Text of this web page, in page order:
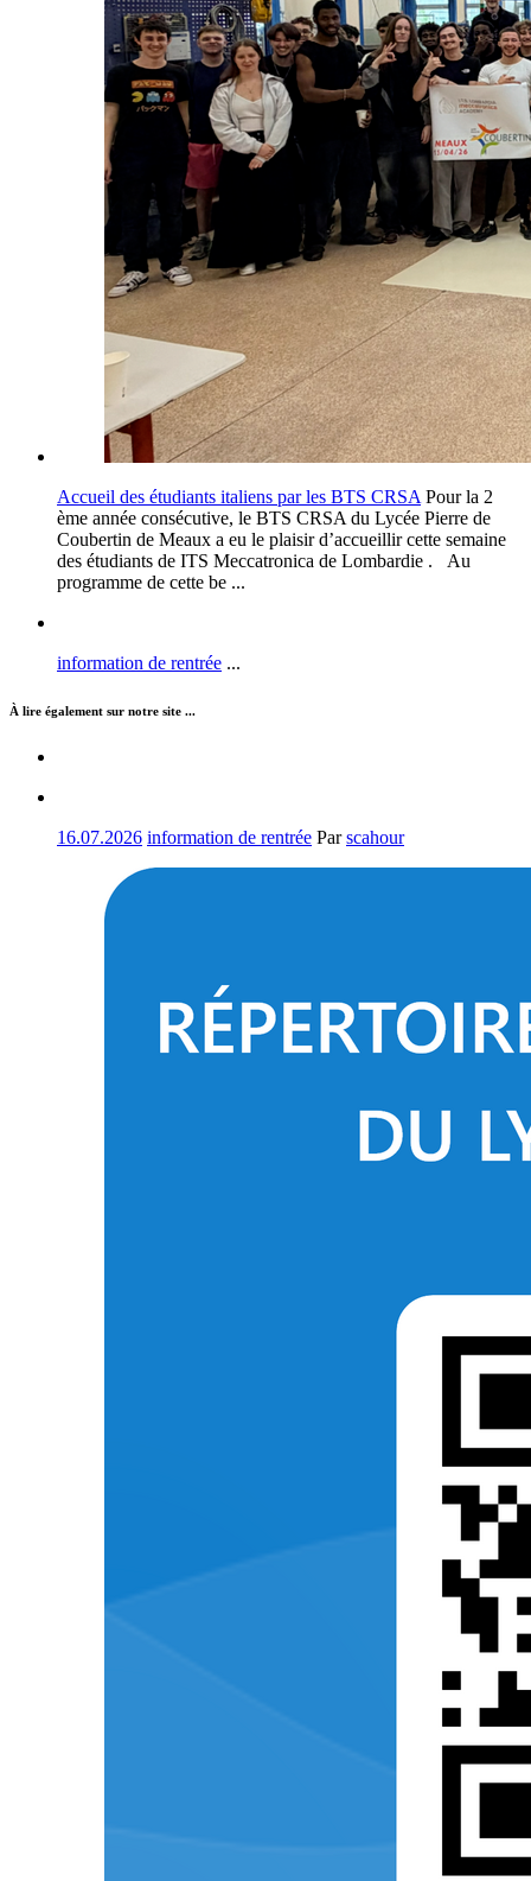
Accueil des étudiants italiens par les BTS CRSA Pour la 2
ème année consécutive, le BTS CRSA du Lycée Pierre de
Coubertin de Meaux a eu le plaisir d’accueillir cette semaine
des étudiants de ITS Meccatronica de Lombardie . Au
programme de cette be ...
information de rentrée ...
À lire également sur notre site ...
16.07.2026 information de rentrée Parscahour